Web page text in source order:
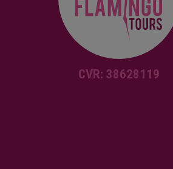
CVR: 38628119